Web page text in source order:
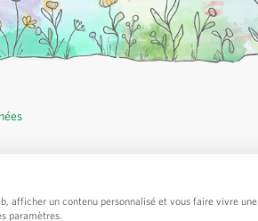
afficher un contenu personnalisé et vous faire vivre une
paramètres.